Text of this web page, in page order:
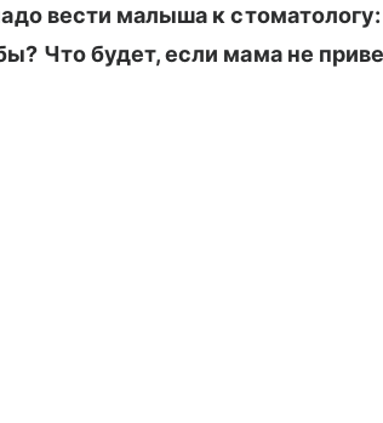
вести малыша к
Что будет, если мама не